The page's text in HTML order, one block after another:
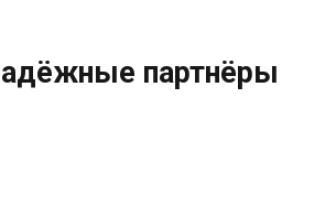
партнёры